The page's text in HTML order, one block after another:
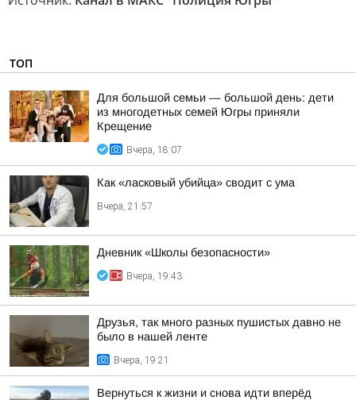
ТОП
Для большой семьи — большой день: дети
из многодетных семей Югры приняли
Крещение
Вчера, 18:07
Как «ласковый убийца» сводит с ума
Вчера, 21:57
Дневник «Школы безопасности»
Вчера, 19:43
Друзья, так много разных пушистых давно не
было в нашей ленте
Вчера, 19:21
Вернуться к жизни и снова идти вперёд